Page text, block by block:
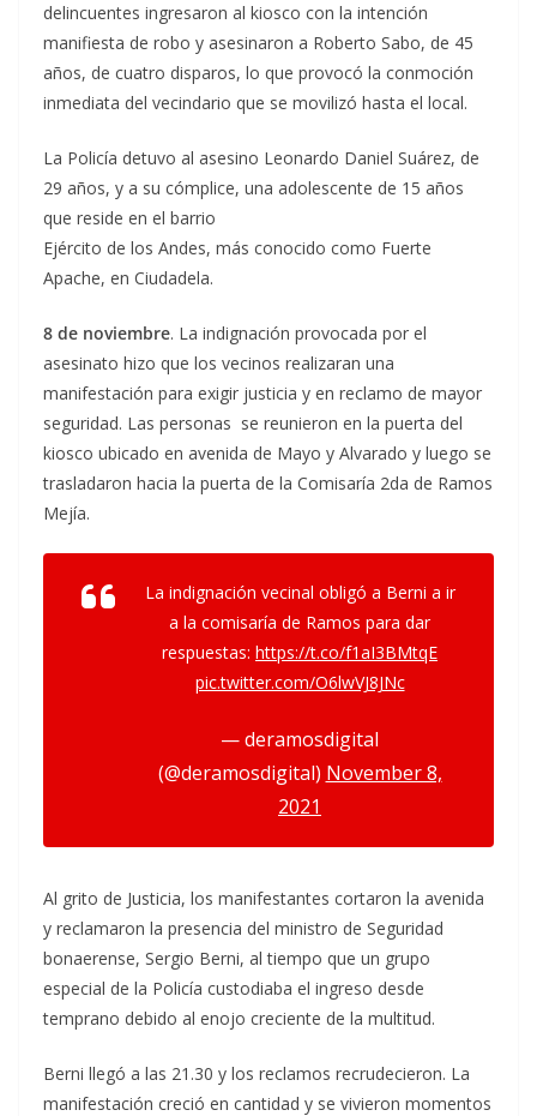
delincuentes ingresaron al kiosco con la intención
manifiesta de robo y asesinaron a Roberto Sabo, de 45
años, de cuatro disparos, lo que provocó la conmoción
inmediata del vecindario que se movilizó hasta el local.
La Policía detuvo al asesino Leonardo Daniel Suárez, de
29 años, y a su cómplice, una adolescente de 15 años
que reside en el barrio
Ejército de los Andes, más conocido como Fuerte
Apache, en Ciudadela.
8 de noviembre. La indignación provocada por el
asesinato hizo que los vecinos realizaran una
manifestación para exigir justicia y en reclamo de mayor
seguridad. Las personas se reunieron en la puerta del
kiosco ubicado en avenida de Mayo y Alvarado y luego se
trasladaron hacia la puerta de la Comisaría 2da de Ramos
Mejía.
La indignación vecinal obligó a Berni a ir
a la comisaría de Ramos para dar
respuestas: https://t.co/f1aI3BMtqE
pic.twitter.com/O6lwVJ8JNc
— deramosdigital
(@deramosdigital) November 8,
2021
Al grito de Justicia, los manifestantes cortaron la avenida
y reclamaron la presencia del ministro de Seguridad
bonaerense, Sergio Berni, al tiempo que un grupo
especial de la Policía custodiaba el ingreso desde
temprano debido al enojo creciente de la multitud.
Berni llegó a las 21.30 y los reclamos recrudecieron. La
manifestación creció en cantidad y se vivieron momentos